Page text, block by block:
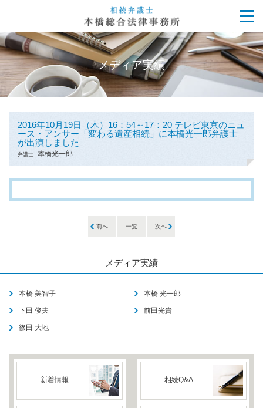
メディア実績
2016年10月19日（木）16：54～17：20 テレビ東京のニュ
ース・アンサー「変わる遺産相続」に本橋光一郎弁護士
が出演しました
弁護士 本橋光一郎
前へ 一覧 次へ
メディア実績
本橋 美智子 本橋 光一郎
下田 俊夫 前田光貴
篠田 大地
新着情報 相続Q&A